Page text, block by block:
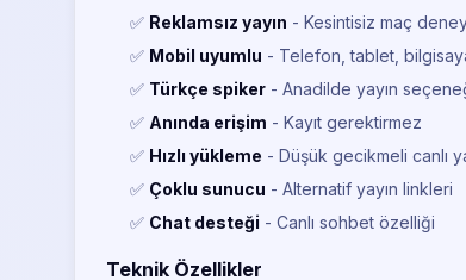
✅ Reklamsız yayın - Kesintisiz maç
✅ Mobil uyumlu - Telefon, tablet,
✅ Türkçe spiker - Anadilde yayın
✅ Anında erişim - Kayıt gerektirmez
✅ Hızlı yükleme - Düşük gecikmeli canlı
✅ Çoklu sunucu - Alternatif yayın linkleri
✅ Chat desteği - Canlı sohbet özelliği
Teknik Özellikler